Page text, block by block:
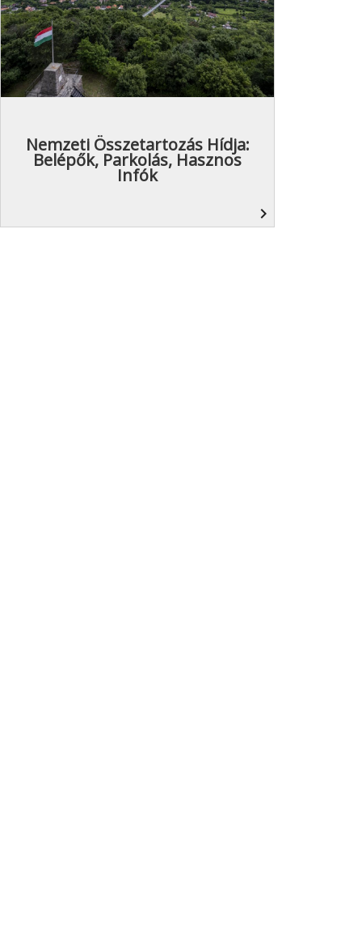
Nemzeti Összetartozás Hídja:
Belépők, Parkolás, Hasznos
Infók
navigate_next